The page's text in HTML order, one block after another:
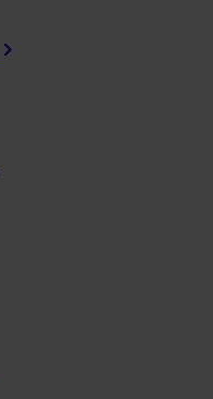
chevron_right